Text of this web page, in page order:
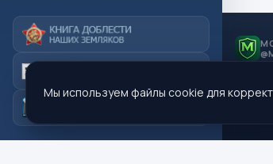
Мы используем файлы cookie для